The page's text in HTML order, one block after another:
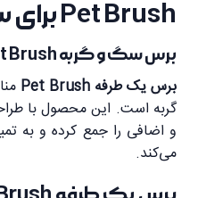
Pet Brush برای سگ و گربه
برس سگ و گربه Pet Brush یک طرفه
برس یک طرفه Pet Brush
گربه است. این محصول با
و اضافی را جمع کرده و به
می‌کند.